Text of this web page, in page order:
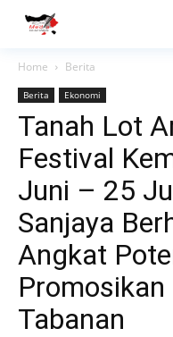
Home Berita
Berita Ekonomi
Tanah Lot
Festival
Juni – 25
Sanjaya
Angkat
Tabanan